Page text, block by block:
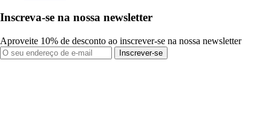
Inscreva-se na nossa newsletter
Aproveite 10% de desconto ao inscrever-se na nossa newsletter
Inscrever-se